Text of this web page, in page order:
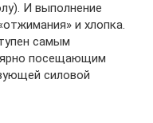
И выполнение
и хлопка.
самым
посещающим
силовой